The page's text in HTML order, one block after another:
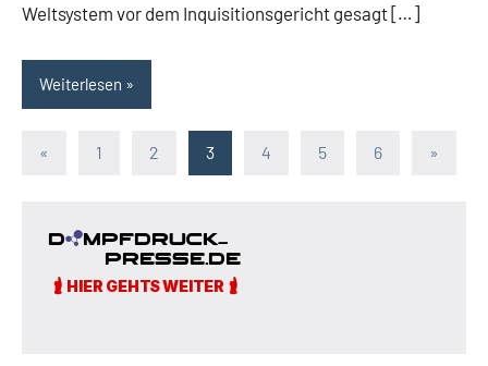
Weltsystem vor dem Inquisitionsgericht gesagt […]
Weiterlesen
Seitennummerierung
Beiträge
« Vorherige
1 2 3 4 5 6 »